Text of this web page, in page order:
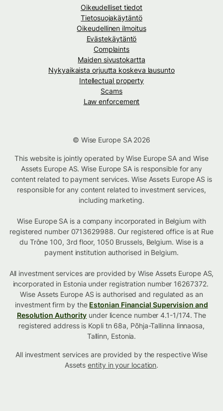
Oikeudelliset tiedot
Tietosuojakäytäntö
Oikeudellinen ilmoitus
Evästekäytäntö
Complaints
Maiden sivustokartta
Nykyaikaista orjuutta koskeva lausunto
Intellectual property
Scams
Law enforcement
© Wise Europe SA 2026
This website is jointly operated by Wise Europe SA and Wise
Assets Europe AS. Wise Europe SA is responsible for any
content related to payment services. Wise Assets Europe AS is
responsible for any content related to investment services,
including marketing.
Wise Europe SA is a company incorporated in Belgium with
registered number 0713629988. Our registered office is at Rue
du Trône 100, 3rd floor, 1050 Brussels, Belgium. Wise is a
payment institution authorised in Belgium.
All investment services are provided by Wise Assets Europe AS,
incorporated in Estonia under registration number 16267372.
Wise Assets Europe AS is authorised and regulated as an
investment firm by the Estonian Financial Supervision and
Resolution Authority under licence number 4.1-1/174. The
registered address is Kopli tn 68a, Põhja-Tallinna linnaosa,
Tallinn, Estonia.
All investment services are provided by the respective Wise
Assetsentity in your location.